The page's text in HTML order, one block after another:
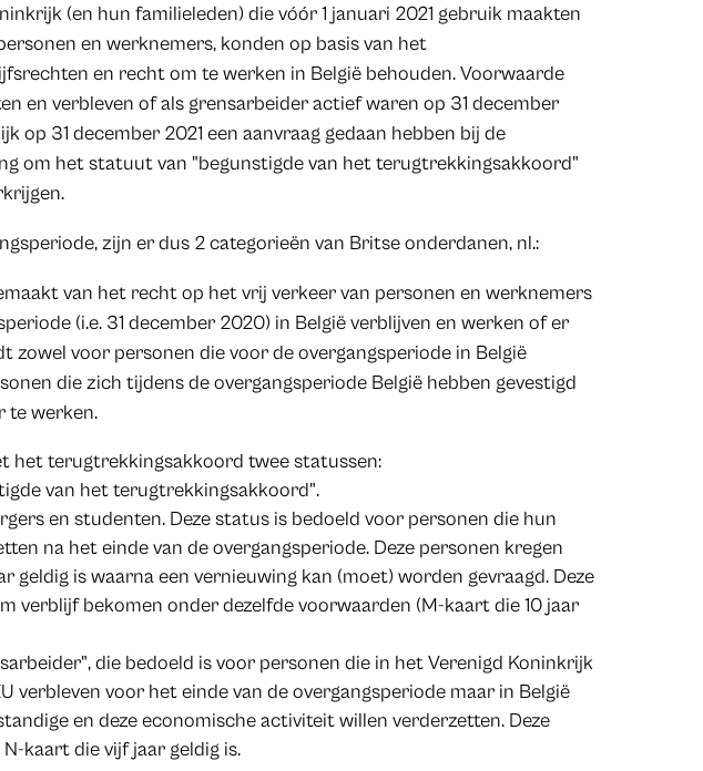
(en hun familieleden) die vóór 1 januari 2021 gebruik maakten
en werknemers, konden op basis van het
en recht om te werken in België behouden. Voorwaarde
en verbleven of als grensarbeider actief waren op 31 december
op 31 december 2021 een aanvraag gedaan hebben bij de
om het statuut van "begunstigde van het terugtrekkingsakkoord"
zijn er dus 2 categorieën van Britse onderdanen, nl.:
van het recht op het vrij verkeer van personen en werknemers
(i.e. 31 december 2020) in België verblijven en werken of er
zowel voor personen die voor de overgangsperiode in België
die zich tijdens de overgangsperiode België hebben gevestigd
te werken.
het terugtrekkingsakkoord twee statussen:
van het terugtrekkingsakkoord".
en studenten. Deze status is bedoeld voor personen die hun
na het einde van de overgangsperiode. Deze personen kregen
geldig is waarna een vernieuwing kan (moet) worden gevraagd. Deze
verblijf bekomen onder dezelfde voorwaarden (M-kaart die 10 jaar
die bedoeld is voor personen die in het Verenigd Koninkrijk
verbleven voor het einde van de overgangsperiode maar in België
en deze economische activiteit willen verderzetten. Deze
kaart die vijf jaar geldig is.